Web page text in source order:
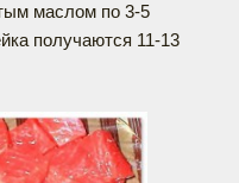
маслом по 3-5
получаются 11-13